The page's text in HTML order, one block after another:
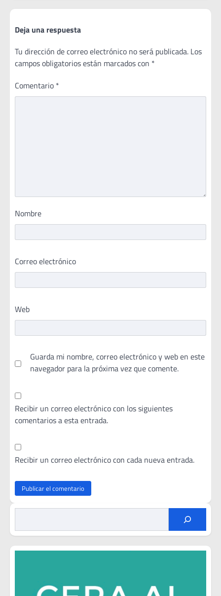
Deja una respuesta
Tu dirección de correo electrónico no será publicada. Los
campos obligatorios están marcados con *
Comentario *
Nombre
Correo electrónico
Web
Guarda mi nombre, correo electrónico y web en este
navegador para la próxima vez que comente.
Recibir un correo electrónico con los siguientes
comentarios a esta entrada.
Recibir un correo electrónico con cada nueva entrada.